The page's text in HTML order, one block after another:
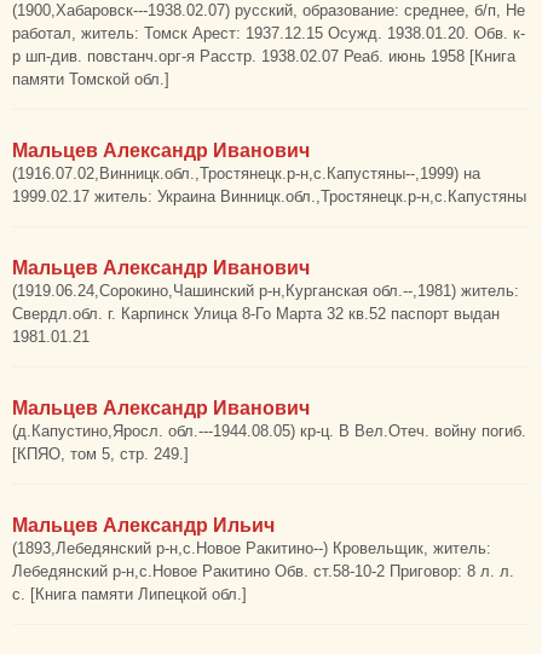
(1900,Хабаровск---1938.02.07) русский, образование: среднее, б/п, Не
работал, житель: Томск Арест: 1937.12.15 Осужд. 1938.01.20. Обв. к-
р шп-див. повстанч.орг-я Расстр. 1938.02.07 Реаб. июнь 1958 [Книга
памяти Томской обл.]
Мальцев Александр Иванович
(1916.07.02,Винницк.обл.,Тростянецк.р-н,с.Капустяны--,1999) на
1999.02.17 житель: Украина Винницк.обл.,Тростянецк.р-н,с.Капустяны
Мальцев Александр Иванович
(1919.06.24,Сорокино,Чашинский р-н,Курганская обл.--,1981) житель:
Свердл.обл. г. Карпинск Улица 8-Го Марта 32 кв.52 паспорт выдан
1981.01.21
Мальцев Александр Иванович
(д.Капустино,Яросл. обл.---1944.08.05) кр-ц. В Вел.Отеч. войну погиб.
[КПЯО, том 5, стр. 249.]
Мальцев Александр Ильич
(1893,Лебедянский р-н,с.Новое Ракитино--) Кровельщик, житель:
Лебедянский р-н,с.Новое Ракитино Обв. ст.58-10-2 Приговор: 8 л. л.
с. [Книга памяти Липецкой обл.]